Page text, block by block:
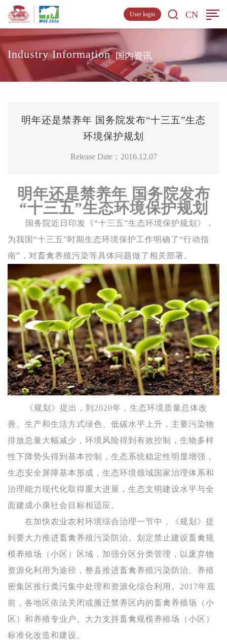
CN
User login
Industry Information 国内资讯
明年还是禁养年 国务院发布“十三五”生态
环境保护规划
Release Date：2016.12.07
明年还是禁养年 国务院发布
“十三五”生态环境保护规划
国务院近日印发《“十三五”生态环境保护规划》，
为我国“十三五”时期生态环境保护工作明确了“行动指
南”，对畜禽养殖污染等具体问题做了相关部署。
《规划》提出，到2020年，生态环境质量总体改
善。生产和生活方式绿色、低碳水平上升，主要污染物
排放总量大幅减少，环境风险得到有效控制，生物多样
性下降势头得到基本控制，生态系统稳定性明显增强，
生态安全屏障基本形成，生态环境领域国家治理体系和
治理能力现代化取得重大进展，生态文明建设水平与全
面建成小康社会目标相适应。
在加快农业农村环境综合治理一节中，《规划》提
到要大力推进畜禽养殖污染防治。划定禁止建设畜禽规
模养殖场（小区）区域，加强分区分类管理，以废弃物
资源化利用为途径，整县推进畜禽养殖污染防治。养殖
密集区推行粪污集中处理和资源化综合利用。2017年底
前，各地区依法关闭或搬迁禁养区内的畜禽养殖场（小
区）和养殖专业户。大力支持畜禽规模养殖场（小区）
标准化改造和建设。